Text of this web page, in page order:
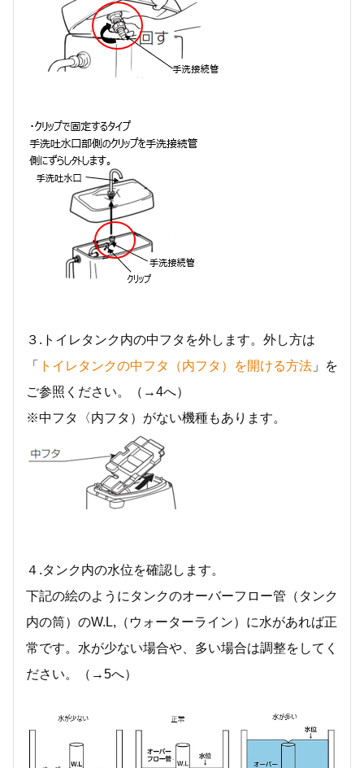
３.トイレタンク内の中フタを外します。外し方は
「
トイレタンクの中フタ（内フタ）を開ける方法 」を
ご参照ください。（→4へ）
※中フタ〈内フタ）がない機種もあります。
４.タンク内の水位を確認します。
下記の絵のようにタンクのオーバーフロー管（タンク
内の筒）のW.L,（ウォーターライン）に水があれば正
常です。水が少ない場合や、多い場合は調整をしてく
ださい。（→5へ）